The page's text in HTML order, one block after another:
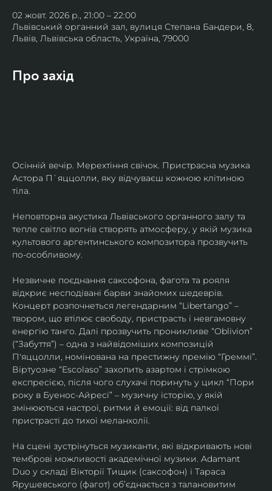
02 жовт. 2026 р., 21:00 – 22:00
Львівський органний зал, вулиця Степана Бандери, 8,
Львів, Львівська область, Україна, 79000
Про захід
Осінній вечір. Мерехтіння свічок. Пристрасна музика
Астора П`яццолли, яку відчуваєш кожною клітиною
тіла.
Неповторна акустика Львівського органного залу та
тепле світло вогнів створять атмосферу, у якій музика
культового аргентинського композитора прозвучить
по-особливому.
Незвичне поєднання саксофона, фагота та рояля
відкриє несподівані барви знайомих шедеврів.
Концерт розпочнеться легендарним “Libertango” –
твором, що втілює свободу, пристрасть і невгамовну
енергію танго. Далі прозвучить проникливе “Oblivion”
(“Забуття”) – одна з найвідоміших композицій
П'яццолли, номінована на престижну премію “Греммі”.
Віртуозне “Escolaso” захопить азартом і стрімкою
експресією, після чого слухачі поринуть у цикл “Пори
року в Буенос-Айресі” – музичну історію, у якій
змінюються настрої, ритми й емоції: від палкої
пристрасті до тихої меланхолії.
На сцені зустрінуться музиканти, які відкривають нові
темброві можливості академічної музики. Adamant
Duo у складі Вікторії Тищик (саксофон) і Тараса
Ярушевського (фагот) об’єднається з талановитим